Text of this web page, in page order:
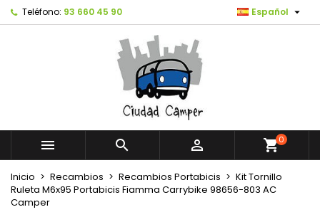
Teléfono: 93 660 45 90 Español 
   shopping_cart0
Inicio Recambios Recambios Portabicis
Kit Tornillo
Ruleta M6x95 Portabicis Fiamma Carrybike 98656-803 AC
Camper